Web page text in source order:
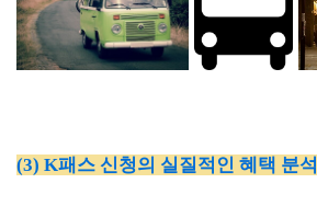
(3) K패스 신청의 실질적인 혜택 분석